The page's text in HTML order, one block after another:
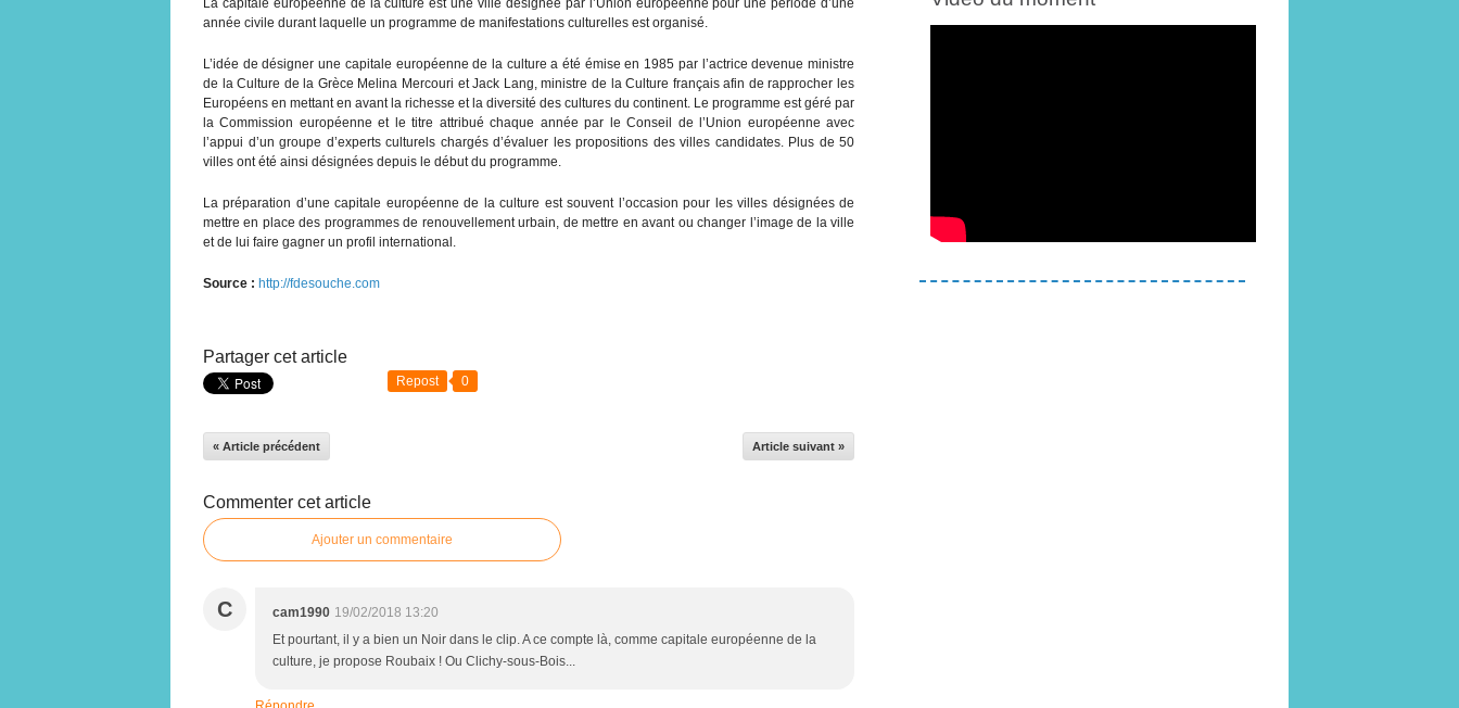
La capitale européenne de la culture est une ville désignée par l’Union européenne pour une période d’une
année civile durant laquelle un programme de manifestations culturelles est organisé.
L’idée de désigner une capitale européenne de la culture a été émise en 1985 par l’actrice devenue ministre
de la Culture de la Grèce Melina Mercouri et Jack Lang, ministre de la Culture français afin de rapprocher les
Européens en mettant en avant la richesse et la diversité des cultures du continent. Le programme est géré par
la Commission européenne et le titre attribué chaque année par le Conseil de l’Union européenne avec
l’appui d’un groupe d’experts culturels chargés d’évaluer les propositions des villes candidates. Plus de 50
villes ont été ainsi désignées depuis le début du programme.
La préparation d’une capitale européenne de la culture est souvent l’occasion pour les villes désignées de
mettre en place des programmes de renouvellement urbain, de mettre en avant ou changer l’image de la ville
et de lui faire gagner un profil international.
Source : http://fdesouche.com
Partager cet article
Repost 0
« Article précédent Article suivant »
Commenter cet article
Ajouter un commentaire
C cam1990 19/02/2018 13:20
Et pourtant, il y a bien un Noir dans le clip. A ce compte là, comme capitale européenne de la
culture, je propose Roubaix ! Ou Clichy-sous-Bois...